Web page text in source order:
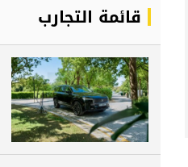
قائمة التجارب